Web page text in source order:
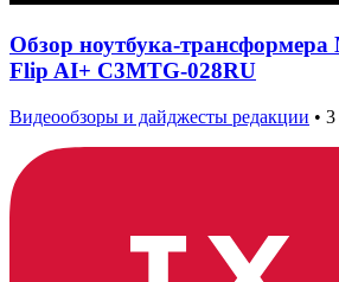
Обзор ноутбука-трансформера
Flip AI+ C3MTG-028RU
Видеообзоры и дайджесты редакции • 3